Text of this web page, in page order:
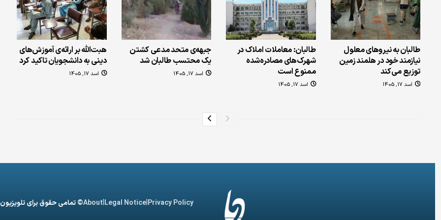
طالبان به نیروهای معلول
نیازمند خود در هلمند زمین
توزیع می‌کند
اسد 17, 1405
طالبان: معاملات املاک در
شهرک‌های مصادره‌شده
ممنوع است
اسد 17, 1405
جبهه‌ی متحد مدعی کشتن
یک محتسب طالبان شد
اسد 17, 1405
هبت‌الله بر ارائه‌ی آموزش‌های
دینی به دانشجویان تاکید کرد
اسد 17, 1405
Privacy Policy
|
Legal Notice
|
About© تمامی حقوق برای